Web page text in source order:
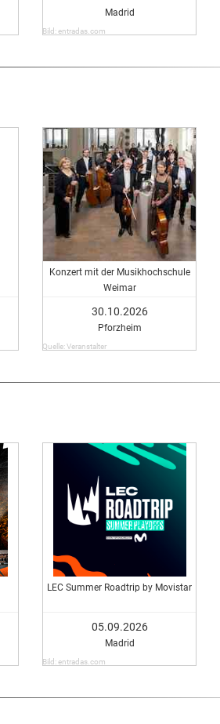
Madrid
Bild: entradas.com
Konzert mit der Musikhochschule
Weimar
30.10.2026
Pforzheim
Quelle: Veranstalter
LEC Summer Roadtrip by Movistar
05.09.2026
Madrid
Bild: entradas.com